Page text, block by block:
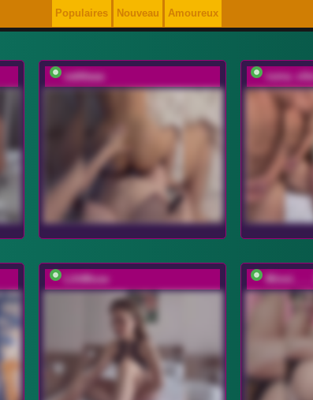
Populaires Nouveau Amoureux
vattttaaa
LilitMuse